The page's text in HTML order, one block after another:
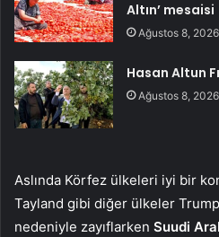
Altın’ mesaisi
Ağustos 8, 2026
Hasan Altun
Ağustos 8, 2026
Aslında Körfez ülkeleri iyi bir
Tayland gibi diğer ülkeler
nedeniyle zayıflarken Suudi